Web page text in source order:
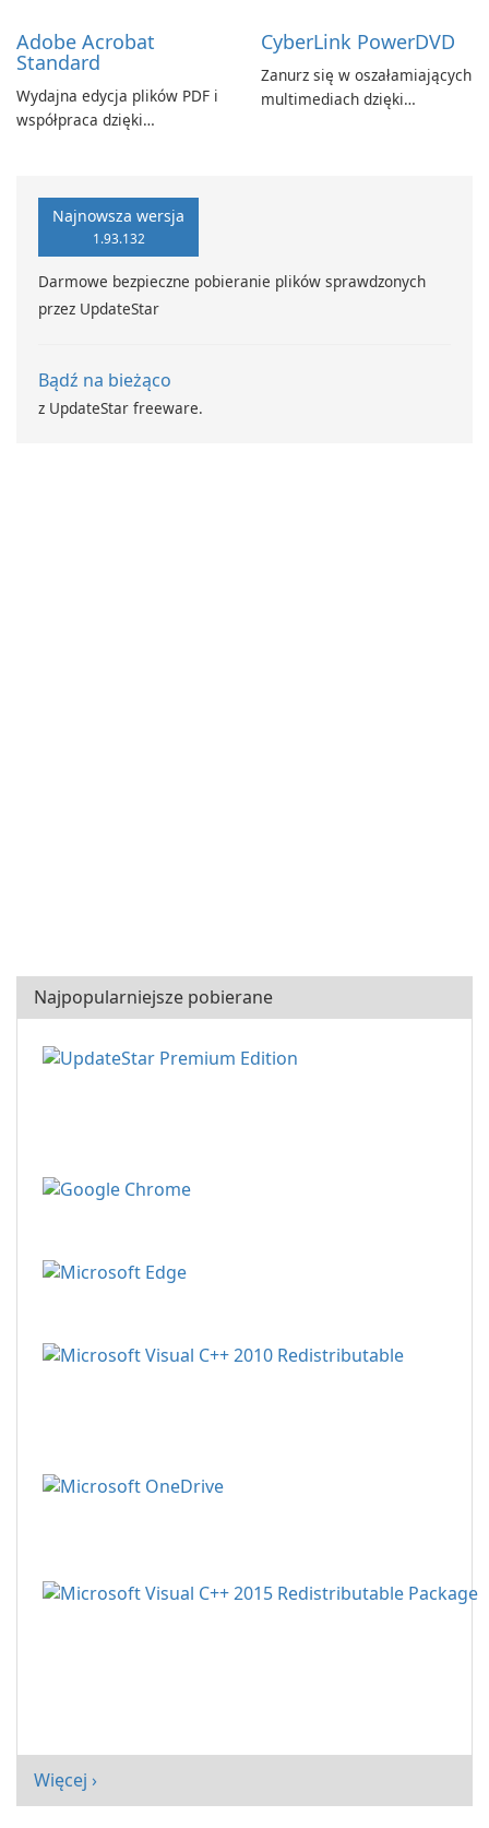
Adobe Acrobat
Standard
Wydajna edycja plików PDF i
współpraca dzięki
CyberLink PowerDVD
Zanurz się w oszałamiających
multimediach dzięki
Najnowsza wersja
1.93.132
Darmowe bezpieczne pobieranie plików sprawdzonych
przez UpdateStar
Bądź na bieżąco
z UpdateStar freeware.
Najpopularniejsze pobierane
Więcej ›